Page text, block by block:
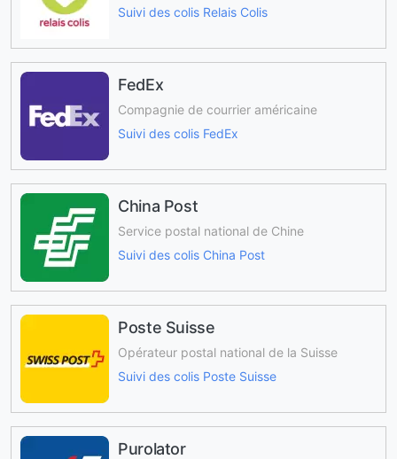
Suivi des colis Relais Colis
FedEx
Compagnie de courrier américaine
Suivi des colis FedEx
China Post
Service postal national de Chine
Suivi des colis China Post
Poste Suisse
Opérateur postal national de la Suisse
Suivi des colis Poste Suisse
Purolator